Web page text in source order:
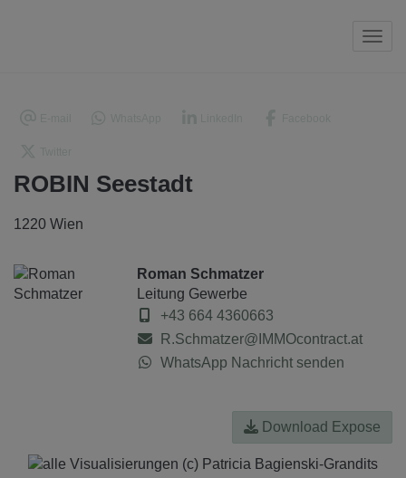
ROBIN Seestadt
1220 Wien
Roman Schmatzer
Leitung Gewerbe
+43 664 4360663
R.Schmatzer@IMMOcontract.at
WhatsApp Nachricht senden
Download Expose